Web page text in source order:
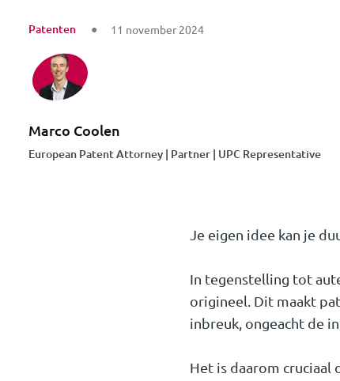
Patenten 11 november 2024
Marco Coolen
European Patent Attorney | Partner | UPC Representative
Je eigen idee kan je
In tegenstelling tot
origineel. Dit maakt
inbreuk, ongeacht de
Het is daarom cruciaal